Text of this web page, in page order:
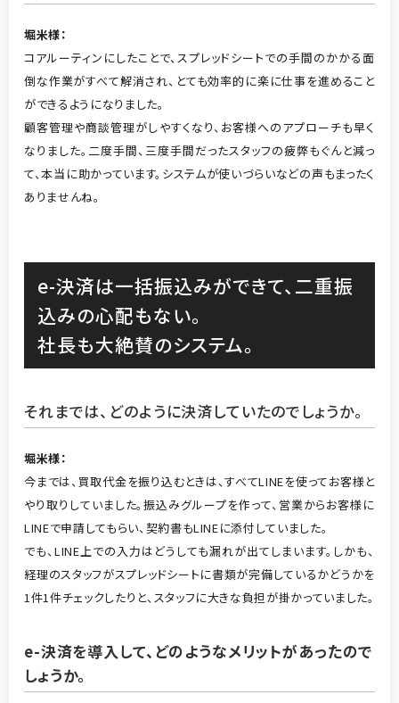
堀米様：
コアルーティンにしたことで、スプレッドシートでの手間のかかる面
倒な作業がすべて解消され、とても効率的に楽に仕事を進めること
ができるようになりました。
顧客管理や商談管理がしやすくなり、お客様へのアプローチも早く
なりました。二度手間、三度手間だったスタッフの疲弊もぐんと減っ
て、本当に助かっています。システムが使いづらいなどの声もまったく
ありませんね。
e-決済は一括振込みができて、二重振
込みの心配もない。
社長も大絶賛のシステム。
それまでは、どのように決済していたのでしょうか。
堀米様：
今までは、買取代金を振り込むときは、すべてLINEを使ってお客様と
やり取りしていました。振込みグループを作って、営業からお客様に
LINEで申請してもらい、契約書もLINEに添付していました。
でも、LINE上での入力はどうしても漏れが出てしまいます。しかも、
経理のスタッフがスプレッドシートに書類が完備しているかどうかを
1件1件チェックしたりと、スタッフに大きな負担が掛かっていました。
e-決済を導入して、どのようなメリットがあったので
しょうか。